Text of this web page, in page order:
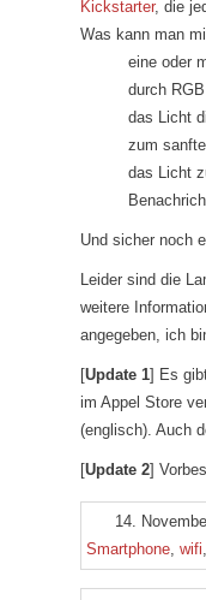
Kickstarter, die
Was kann man
eine oder
durch
das Licht
zum
das Licht
Und sicher noch
Leider sind die
weitere
angegeben, ich
[Update 1] Es
im Appel Store
(englisch). Auch
[Update 2]
14.
Smartphone,wifi